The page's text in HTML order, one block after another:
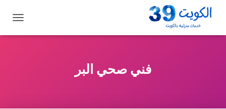
التنقل
فني صحي البر